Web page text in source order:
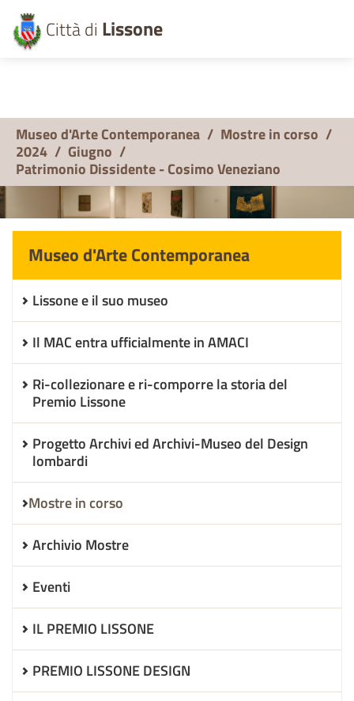
Città di Lissone
Museo d'Arte Contemporanea / Mostre in corso /
2024 / Giugno /
Patrimonio Dissidente - Cosimo Veneziano
Museo d'Arte Contemporanea
Lissone e il suo museo
Il MAC entra ufficialmente in AMACI
Ri-collezionare e ri-comporre la storia del
Premio Lissone
Progetto Archivi ed Archivi-Museo del Design
lombardi
Mostre in corso
Archivio Mostre
Eventi
IL PREMIO LISSONE
PREMIO LISSONE DESIGN